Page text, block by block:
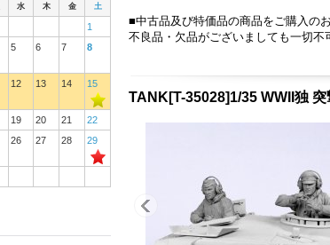
水 木 金 土
1
5 6 7 8
12 13 14 15
19 20 21
22
26 27 28 29
■中古品及び特価品の商品をご購入の
不良品・欠品がございましても一切不
TANK[T-35028]1/35 WWII独